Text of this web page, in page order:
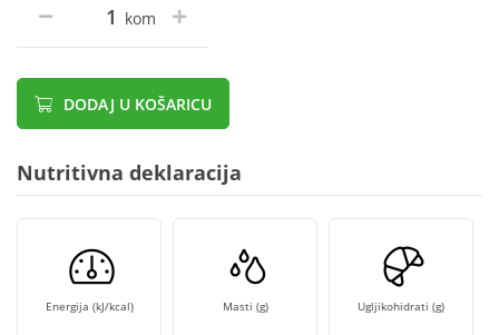
kom
DODAJ U KOŠARICU
Nutritivna deklaracija
Energija (kJ/kcal) Masti (g) Ugljikohidrati (g)